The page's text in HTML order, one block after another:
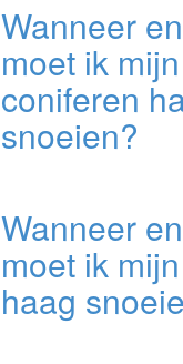
Wanneer
moet ik mijn
coniferen
snoeien?
Wanneer
moet ik
haag